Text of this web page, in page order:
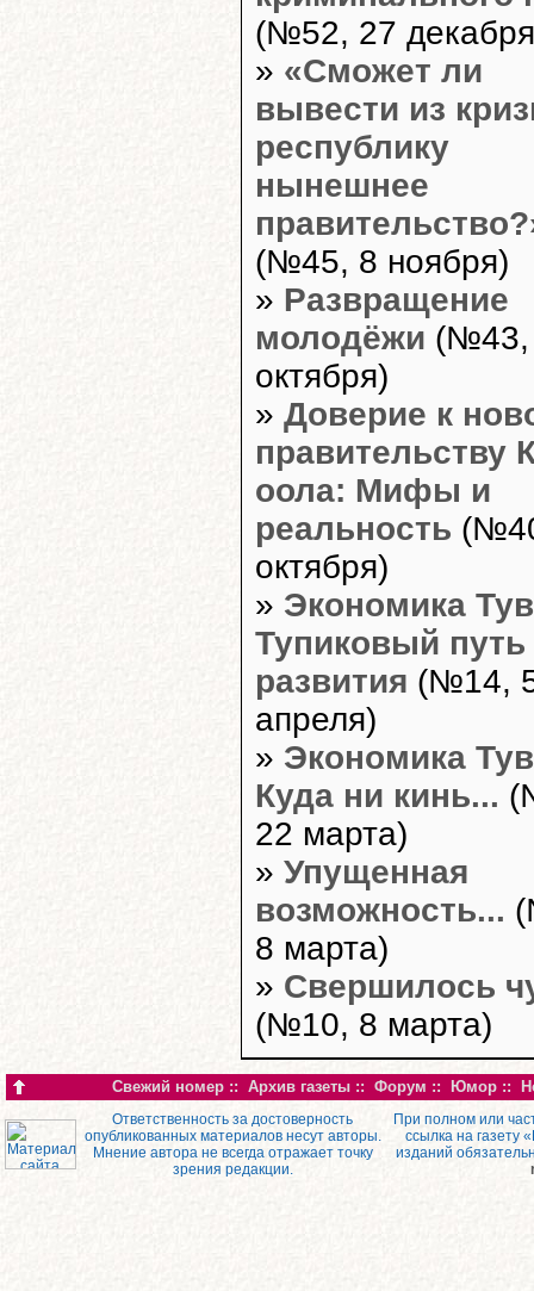
(№52, 27
» «Сможет ли
вывести из
республику
нынешнее
(№45, 8 ноября)
» Развращение
молодёжи (№43,
октября)
» Доверие к
правительству
оола: Мифы и
реальность
октября)
» Экономика
Тупиковый путь
развития (№14,
апреля)
» Экономика
Куда ни кинь...
22 марта)
» Упущенная
возможность...
8 марта)
» Свершилось
(№10, 8 марта)
Свежий номер :: Архив газеты :: Форум :: Юмор ::
Ответственность за достоверность
опубликованных материалов несут авторы.
Мнение автора не всегда отражает точку
зрения редакции.
При полном или
ссылка на газету
изданий